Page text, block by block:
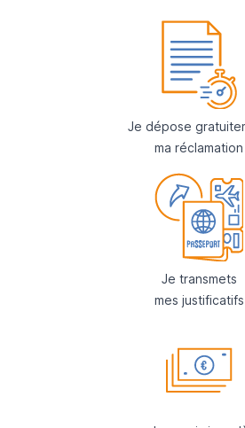
Je dépose
ma réclamation
Je transmets
mes justificatifs